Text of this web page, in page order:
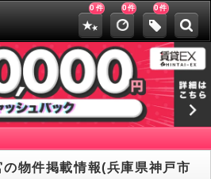
0 件 0件 0件
物件掲載情報(兵庫県神戸市